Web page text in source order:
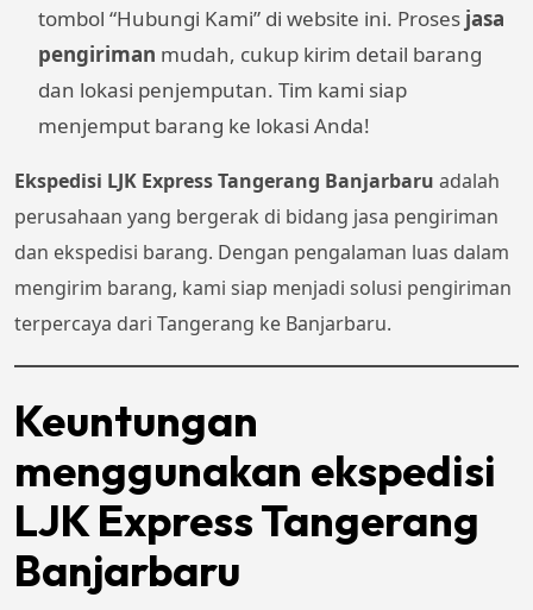
tombol “Hubungi Kami” di website ini. Proses jasa
pengiriman mudah, cukup kirim detail barang
dan lokasi penjemputan. Tim kami siap
menjemput barang ke lokasi Anda!
Ekspedisi LJK Express Tangerang Banjarbaru adalah
perusahaan yang bergerak di bidang jasa pengiriman
dan ekspedisi barang. Dengan pengalaman luas dalam
mengirim barang, kami siap menjadi solusi pengiriman
terpercaya dari Tangerang ke Banjarbaru.
Keuntungan
menggunakan ekspedisi
LJK Express Tangerang
Banjarbaru